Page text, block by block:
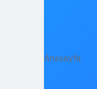
Anasayfa